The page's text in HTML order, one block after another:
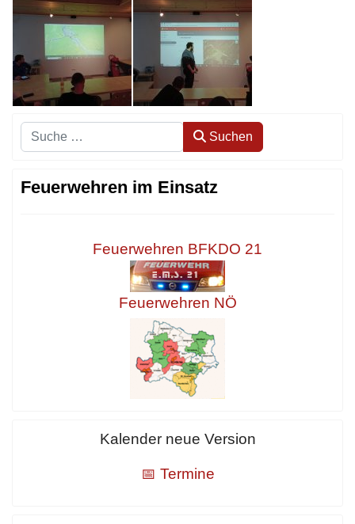
Suchen Suchen
Feuerwehren im Einsatz
Feuerwehren BFKDO 21
Feuerwehren NÖ
Kalender neue Version
📅 Termine